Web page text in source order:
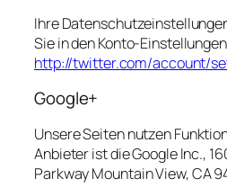
Ihre
Sie in den Konto-
http://twitter.com/account/
Google+
Unsere Seiten nutzen
Anbieter ist die Google Inc.,
Parkway Mountain View, CA